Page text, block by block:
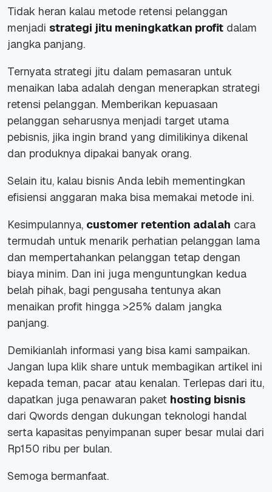
Tidak heran kalau metode retensi pelanggan
menjadi strategi jitu meningkatkan profit dalam
jangka panjang.
Ternyata strategi jitu dalam pemasaran untuk
menaikan laba adalah dengan menerapkan strategi
retensi pelanggan. Memberikan kepuasaan
pelanggan seharusnya menjadi target utama
pebisnis, jika ingin brand yang dimilikinya dikenal
dan produknya dipakai banyak orang.
Selain itu, kalau bisnis Anda lebih mementingkan
efisiensi anggaran maka bisa memakai metode ini.
Kesimpulannya, customer retention adalah cara
termudah untuk menarik perhatian pelanggan lama
dan mempertahankan pelanggan tetap dengan
biaya minim. Dan ini juga menguntungkan kedua
belah pihak, bagi pengusaha tentunya akan
menaikan profit hingga >25% dalam jangka
panjang.
Demikianlah informasi yang bisa kami sampaikan.
Jangan lupa klik share untuk membagikan artikel ini
kepada teman, pacar atau kenalan. Terlepas dari itu,
dapatkan juga penawaran paket hosting bisnis
dari Qwords dengan dukungan teknologi handal
serta kapasitas penyimpanan super besar mulai dari
Rp150 ribu per bulan.
Semoga bermanfaat.